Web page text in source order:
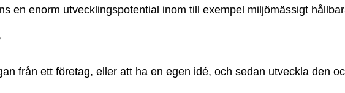
en enorm utvecklingspotential inom till exempel miljömässigt
från ett företag, eller att ha en egen idé, och sedan utveckla den